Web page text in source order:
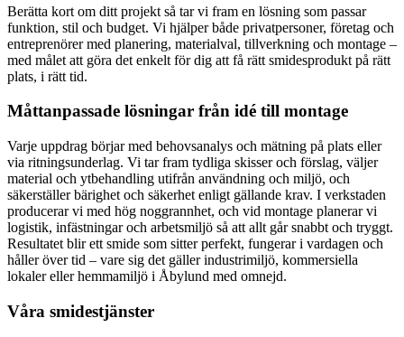
Berätta kort om ditt projekt så tar vi fram en lösning som passar
funktion, stil och budget. Vi hjälper både privatpersoner, företag och
entreprenörer med planering, materialval, tillverkning och montage –
med målet att göra det enkelt för dig att få rätt smidesprodukt på rätt
plats, i rätt tid.
Måttanpassade lösningar från idé till montage
Varje uppdrag börjar med behovsanalys och mätning på plats eller
via ritningsunderlag. Vi tar fram tydliga skisser och förslag, väljer
material och ytbehandling utifrån användning och miljö, och
säkerställer bärighet och säkerhet enligt gällande krav. I verkstaden
producerar vi med hög noggrannhet, och vid montage planerar vi
logistik, infästningar och arbetsmiljö så att allt går snabbt och tryggt.
Resultatet blir ett smide som sitter perfekt, fungerar i vardagen och
håller över tid – vare sig det gäller industrimiljö, kommersiella
lokaler eller hemmamiljö i Åbylund med omnejd.
Våra smidestjänster